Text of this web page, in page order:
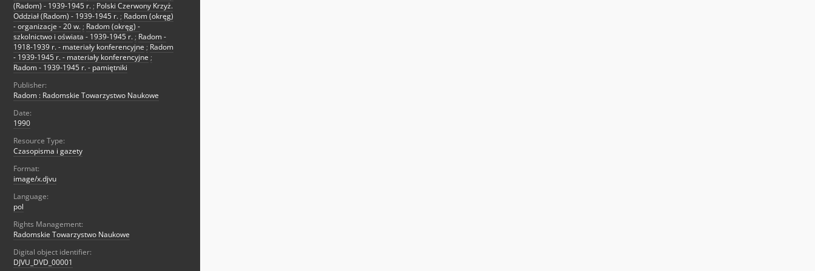
(Radom) - 1939-1945 r. ; Polski Czerwony Krzyż.
Oddział (Radom) - 1939-1945 r. ; Radom (okręg)
- organizacje - 20 w. ; Radom (okręg) -
szkolnictwo i oświata - 1939-1945 r. ; Radom -
1918-1939 r. - materiały konferencyjne ; Radom
- 1939-1945 r. - materiały konferencyjne ;
Radom - 1939-1945 r. - pamiętniki
Publisher:
Radom : Radomskie Towarzystwo Naukowe
Date:
1990
Resource Type:
Czasopisma i gazety
Format:
image/x.djvu
Language:
pol
Rights Management:
Radomskie Towarzystwo Naukowe
Digital object identifier:
DJVU_DVD_00001